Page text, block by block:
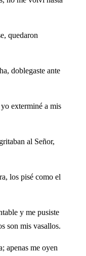
quedaron
doblegaste ante
exterminé a mis
al Señor,
los pisé como el
y me pusiste
son mis vasallos.
apenas me oyen